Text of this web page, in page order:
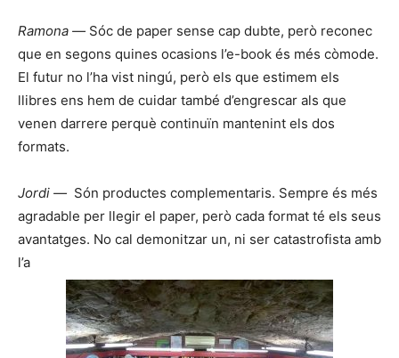
Ramona — Sóc de paper sense cap dubte, però reconec
que en segons quines ocasions l’e-book és més còmode.
El futur no l’ha vist ningú, però els que estimem els
llibres ens hem de cuidar també d’engrescar als que
venen darrere perquè continuïn mantenint els dos
formats.
Jordi — Són productes complementaris. Sempre és més
agradable per llegir el paper, però cada format té els seus
avantatges. No cal demonitzar un, ni ser catastrofista amb
l’a